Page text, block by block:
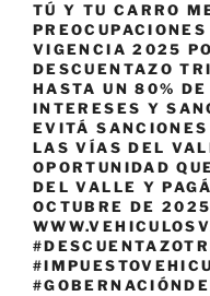
TÚ Y TU CARRO
VIGENCIA 2025
DESCUENTAZO
HASTA UN 80% DE
INTERESES Y
EVITÁ
LAS VÍAS DEL
OPORTUNIDAD
DEL VALLE Y
OCTUBRE DE